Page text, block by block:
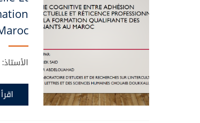
الأستاذ:
اقرأ